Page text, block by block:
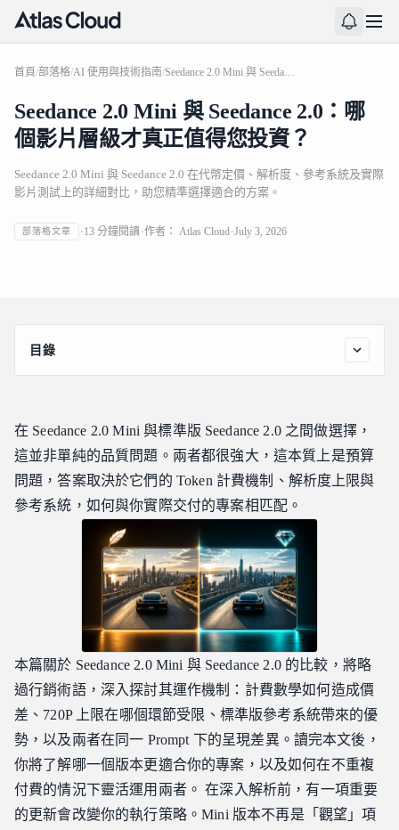
首頁/部落格/AI 使用與技術指南/ Seedance 2.0 Mini 與 Seedance 2.0：哪個影片層級才真正值得您投資？
Seedance 2.0 Mini 與 Seedance 2.0：哪
個影片層級才真正值得您投資？
Seedance 2.0 Mini 與 Seedance 2.0 在代幣定價、解析度、參考系統及實際
影片測試上的詳細對比，助您精準選擇適合的方案。
部落格文章 13 分鐘閱讀 作者： Atlas Cloud July 3, 2026
Seedance 2.0 Mini 與 Seedance 2.0：哪個影片層級才真正
目錄
關鍵要點
Seedance 2.0 Mini 與標準版：Token 計費如何拉大成本差距
Seedance 2.0 Mini 與標準版：參考與控制系統的差距
Seedance 2.0 Mini 與標準版：並排影片實測
測試 1：流暢運動與物理效果：Seedance 2.0 Mini vs. 標準版
測試 2：特寫細節與紋理
測試 3：複雜的人群場景
Seedance 2.0 Mini 與標準版：720P 上限何時會造成影響？
Seedance 2.0 Mini 與標準版：每個專案的實際成本
Seedance 2.0 Mini 與標準版：你該如何選擇？
兩者並用的工作流程
常見問答
Seedance 2.0 Mini 與標準版的品質差距真的很明顯嗎？
Seedance 2.0 Mini 是否支援 1080p 或 2K？
Seedance 2.0 Mini 與標準版：哪個更適合社群廣告？
我可以在兩個版本之間遷移專案嗎？
在 Seedance 2.0 Mini 與標準版 Seedance 2.0 之間做選擇，
這並非單純的品質問題。兩者都很強大，這本質上是預算
問題，答案取決於它們的 Token 計費機制、解析度上限與
參考系統，如何與你實際交付的專案相匹配。
本篇關於 Seedance 2.0 Mini 與 Seedance 2.0 的比較，將略
過行銷術語，深入探討其運作機制：計費數學如何造成價
差、720P 上限在哪個環節受限、標準版參考系統帶來的優
勢，以及兩者在同一 Prompt 下的呈現差異。讀完本文後，
你將了解哪一個版本更適合你的專案，以及如何在不重複
付費的情況下靈活運用兩者。 在深入解析前，有一項重要
的更新會改變你的執行策略。Mini 版本不再是「觀望」項